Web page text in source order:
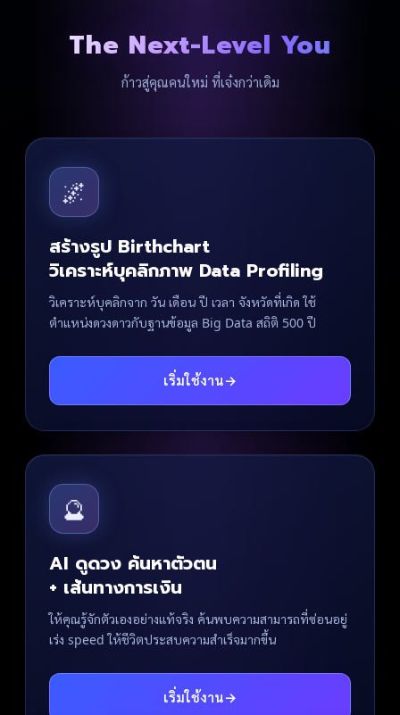
The Next-Level You
ก้าวสู่คุณคนใหม่ ที่เจ๋งกว่าเดิม
🌌
สร้างรูป Birthchart
วิเคราะห์บุคลิกภาพ Data Profiling
วิเคราะห์บุคลิกจาก วัน เดือน ปี เวลา จังหวัดที่เกิด ใช้
ตำแหน่งดวงดาวกับฐานข้อมูล Big Data สถิติ 500 ปี
เริ่มใช้งาน→
🔮
AI ดูดวง ค้นหาตัวตน
+ เส้นทางการเงิน
ให้คุณรู้จักตัวเองอย่างแท้จริง ค้นพบความสามารถที่ซ่อนอยู่
เร่ง speed ให้ชีวิตประสบความสำเร็จมากขึ้น
เริ่มใช้งาน→